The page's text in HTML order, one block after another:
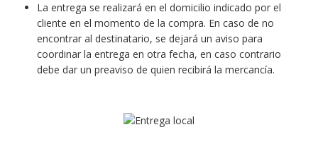
La entrega se realizará en el domicilio indicado por el
cliente en el momento de la compra. En caso de no
encontrar al destinatario, se dejará un aviso para
coordinar la entrega en otra fecha, en caso contrario
debe dar un preaviso de quien recibirá la mercancía.